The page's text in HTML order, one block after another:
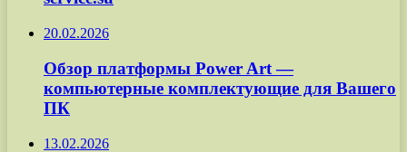
20.02.2026
Обзор платформы Power Art —
компьютерные комплектующие для Вашего
ПК
13.02.2026